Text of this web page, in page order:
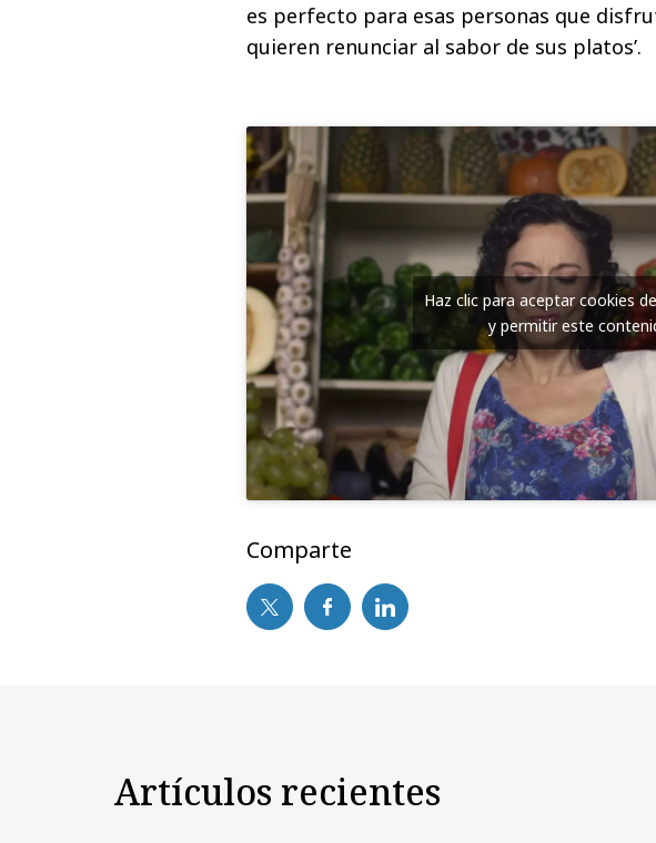
es perfecto para esas personas que
quieren renunciar al sabor de sus platos’.
Haz clic para aceptar cookies
y permitir este
Comparte
Artículos recientes